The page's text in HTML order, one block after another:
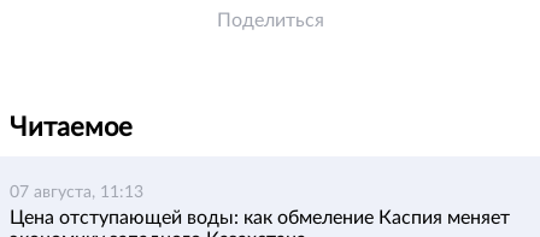
Поделиться
Читаемое
07 августа, 11:13
Цена отступающей воды: как обмеление Каспия меняет